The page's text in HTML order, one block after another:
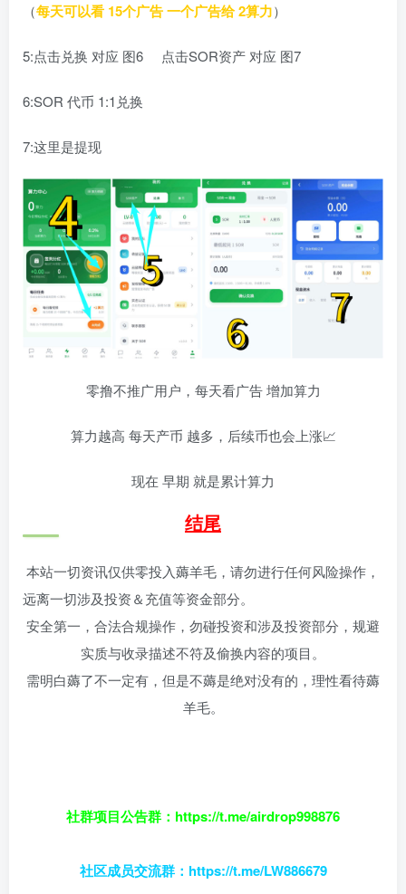
（每天可以看 15个广告 一个广告给 2算力）
5:点击兑换 对应 图6 点击SOR资产 对应 图7
6:SOR 代币 1:1兑换
7:这里是提现
零撸不推广用户，每天看广告 增加算力
算力越高 每天产币 越多，后续币也会上涨📈
现在 早期 就是累计算力
结尾
本站一切资讯仅供零投入薅羊毛，请勿进行任何风险操作，
远离一切涉及投资＆充值等资金部分。
安全第一，合法合规操作，勿碰投资和涉及投资部分，规避
实质与收录描述不符及偷换内容的项目。
需明白薅了不一定有，但是不薅是绝对没有的，理性看待薅
羊毛。
社群项目公告群：https://t.me/airdrop998876
社区成员交流群： https://t.me/LW886679